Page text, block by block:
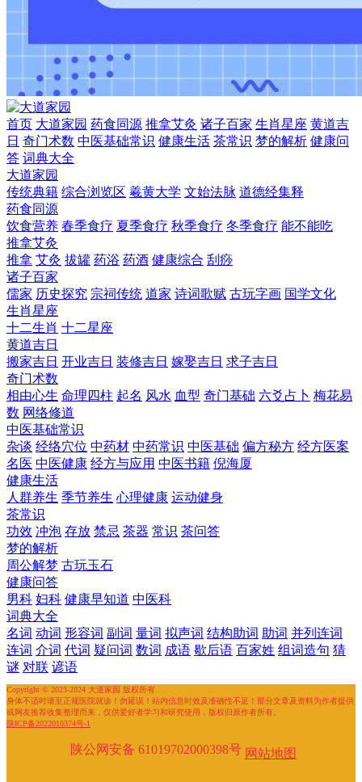
首页 大道家园 药食同源 推拿艾灸 诸子百家 生肖星座 黄道吉
日 奇门术数 中医基础常识 健康生活 茶常识 梦的解析 健康问
答 词典大全
大道家园
传统典籍 综合浏览区 羲黄大学 文始法脉 道德经集释
药食同源
饮食营养 春季食疗 夏季食疗 秋季食疗 冬季食疗 能不能吃
推拿艾灸
推拿 艾灸 拔罐 药浴 药酒 健康综合 刮痧
诸子百家
儒家 历史探究 宗祠传统 道家 诗词歌赋 古玩字画 国学文化
生肖星座
十二生肖 十二星座
黄道吉日
搬家吉日 开业吉日 装修吉日 嫁娶吉日 求子吉日
奇门术数
相由心生 命理四柱 起名 风水 血型 奇门基础 六爻占卜 梅花易
数 网络修道
中医基础常识
杂谈 经络穴位 中药材 中药常识 中医基础 偏方秘方 经方医案
名医 中医健康 经方与应用 中医书籍 倪海厦
健康生活
人群养生 季节养生 心理健康 运动健身
茶常识
功效 冲泡 存放 禁忌 茶器 常识 茶问答
梦的解析
周公解梦 古玩玉石
健康问答
男科 妇科 健康早知道 中医科
词典大全
名词 动词 形容词 副词 量词 拟声词 结构助词 助词 并列连词
连词 介词 代词 疑问词 数词 成语 歇后语 百家姓 组词造句 猜
谜 对联 谚语
Copyright © 2023-2024 大道家园 版权所有
身体不适时请至正规医院就诊！勿延误！站内信息时效及准确性不足！部分文章及资料为作者提供
或网友推荐收集整理而来，仅供爱好者学习和研究使用，版权归原作者所有。
陕ICP备2022010374号-1
陕公网安备 61019702000398号 网站地图